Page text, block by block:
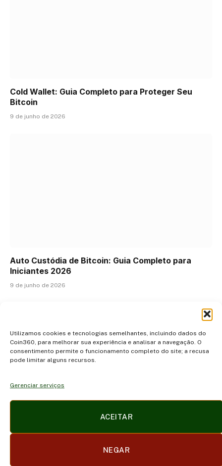
Utilizamos cookies e tecnologias semelhantes, incluindo dados do
Coin360, para melhorar sua experiência e analisar a navegação. O
consentimento permite o funcionamento completo do site; a recusa
pode limitar alguns recursos.
Gerenciar serviços
ACEITAR
NEGAR
Cold Wallet: Guia Completo para Proteger Seu
Bitcoin
9 de junho de 2026
Auto Custódia de Bitcoin: Guia Completo para
Iniciantes 2026
9 de junho de 2026
(Twitter)
CONTATO TERMOS DE USO